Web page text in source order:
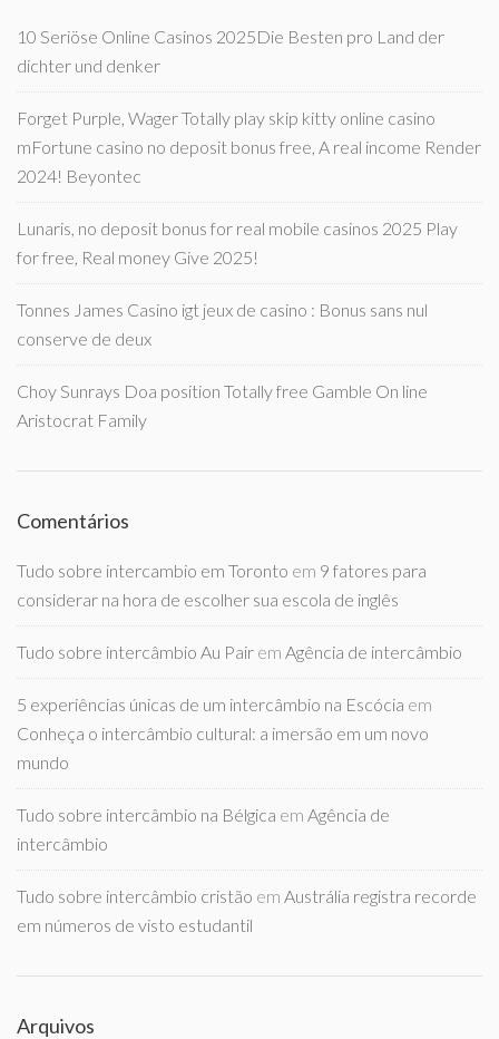
10 Seriöse Online Casinos 2025Die Besten pro Land der
dichter und denker
Forget Purple, Wager Totally play skip kitty online casino
mFortune casino no deposit bonus free, A real income Render
2024! Beyontec
Lunaris, no deposit bonus for real mobile casinos 2025 Play
for free, Real money Give 2025!
Tonnes James Casino igt jeux de casino : Bonus sans nul
conserve de deux
Choy Sunrays Doa position Totally free Gamble On line
Aristocrat Family
Comentários
Tudo sobre intercambio em Toronto em 9 fatores para
considerar na hora de escolher sua escola de inglês
Tudo sobre intercâmbio Au Pair em Agência de intercâmbio
5 experiências únicas de um intercâmbio na Escócia em
Conheça o intercâmbio cultural: a imersão em um novo
mundo
Tudo sobre intercâmbio na Bélgica em Agência de
intercâmbio
Tudo sobre intercâmbio cristão em Austrália registra recorde
em números de visto estudantil
Arquivos